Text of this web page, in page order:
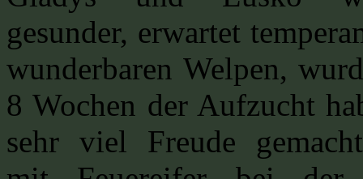
gesunder, erwartet
wunderbaren Welpen,
8 Wochen der Aufzucht
sehr viel Freude